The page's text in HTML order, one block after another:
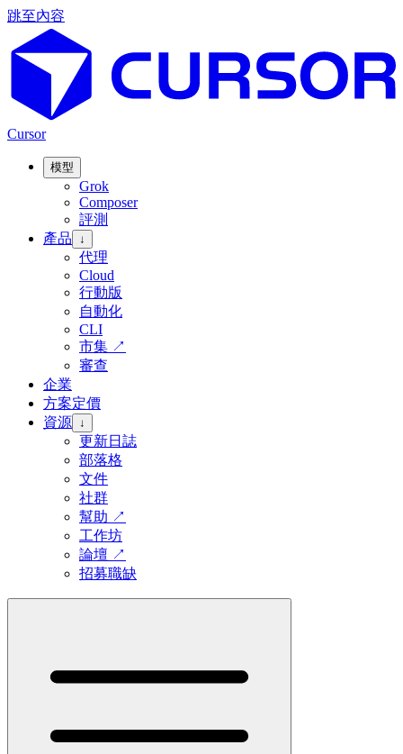
跳至內容
Cursor
模型
Grok
Composer
評測
產品
↓
代理
Cloud
行動版
自動化
CLI
市集 ↗
審查
企業
方案定價
資源 ↓
更新日誌
部落格
文件
社群
幫助 ↗
工作坊
論壇 ↗
招募職缺